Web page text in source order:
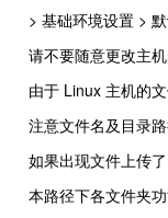
> 基础环境设置 >
请不要随意更改主
由于 Linux 主机的
注意文件名及目录路
如果出现文件上传
本路径下各文件夹